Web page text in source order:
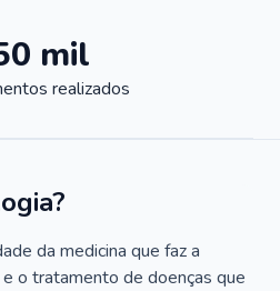
mil
realizados
da medicina que faz a
o tratamento de doenças que